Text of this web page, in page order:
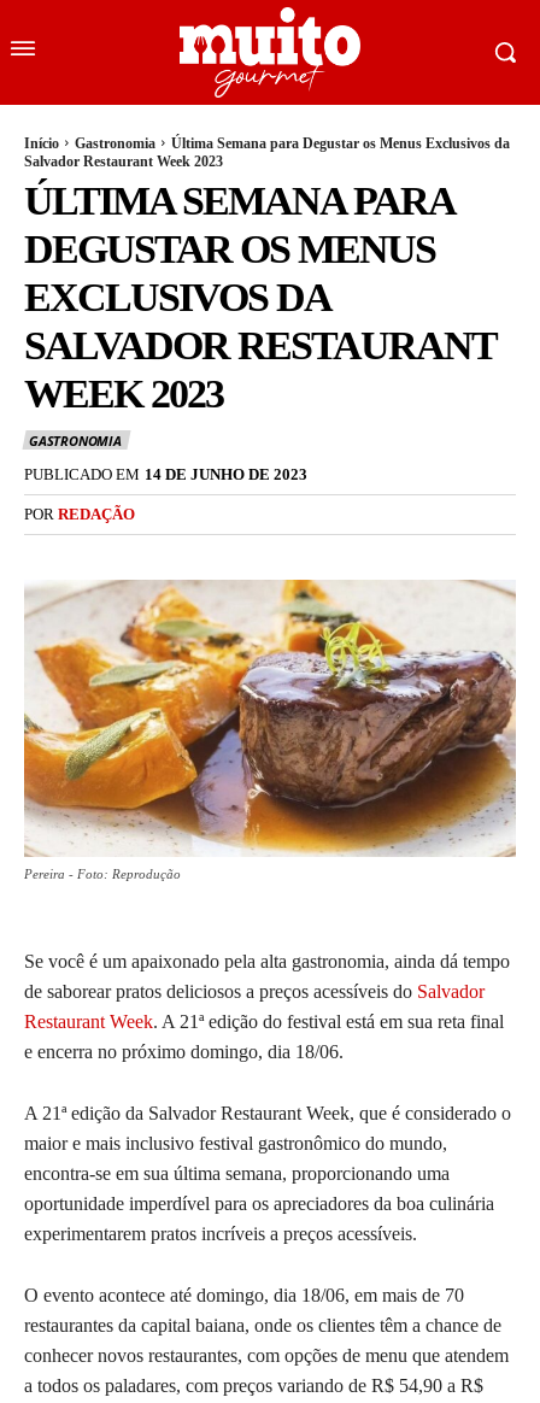
Início Gastronomia
Última Semana para Degustar os Menus Exclusivos da
Salvador Restaurant Week 2023
ÚLTIMA SEMANA PARA
DEGUSTAR OS MENUS
EXCLUSIVOS DA
SALVADOR RESTAURANT
WEEK 2023
GASTRONOMIA
PUBLICADO EM 14 DE JUNHO DE 2023
POR REDAÇÃO
Pereira - Foto: Reprodução
Se você é um apaixonado pela alta gastronomia, ainda dá tempo
de saborear pratos deliciosos a preços acessíveis do Salvador
Restaurant Week. A 21ª edição do festival está em sua reta final
e encerra no próximo domingo, dia 18/06.
A 21ª edição da Salvador Restaurant Week, que é considerado o
maior e mais inclusivo festival gastronômico do mundo,
encontra-se em sua última semana, proporcionando uma
oportunidade imperdível para os apreciadores da boa culinária
experimentarem pratos incríveis a preços acessíveis.
O evento acontece até domingo, dia 18/06, em mais de 70
restaurantes da capital baiana, onde os clientes têm a chance de
conhecer novos restaurantes, com opções de menu que atendem
a todos os paladares, com preços variando de R$ 54,90 a R$